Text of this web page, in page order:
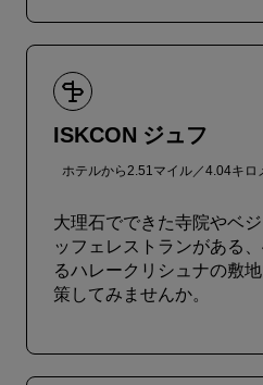
ISKCON ジュフ
ホテルから2.51マイル／4.04キロ
大理石でできた寺院やベ
ッフェレストランがある
るハレークリシュナの敷
策してみませんか。